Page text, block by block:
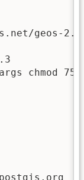
geos-
chmod 755